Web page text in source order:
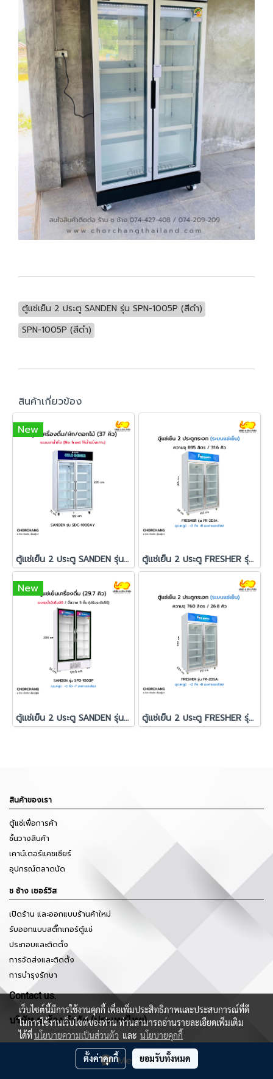
Message Us
ตู้แช่เย็น 2 ประตู SANDEN รุ่น SPN-1005P (สีดำ)
SPN-1005P (สีดำ)
สินค้าเกี่ยวข้อง
New
ตู้แช่เย็น 2 ประตู SANDEN รุ่น SDC-1000AY ตู้แช่เย็น 2 ประตู FRESHER รุ่น FR-2DJA
New
ตู้แช่เย็น 2 ประตู SANDEN รุ่น SPD-1000P ตู้แช่เย็น 2 ประตู FRESHER รุ่น FR-2DSA
สินค้าของเรา
ตู้แช่เพื่อการค้า
ชั้นวางสินค้า
เคาน์เตอร์แคชเชียร์
อุปกรณ์ตลาดนัด
ช ช้าง เซอร์วิส
เปิดร้าน และออกแบบร้านค้าใหม่
รับออกแบบสติ๊กเกอร์ตู้แช่
ประกอบและติดตั้ง
การจัดส่งและติดตั้ง
การบำรุงรักษา
Contact us.
บริษัท ช ช้าง จำกัด (ประเทศไทย)
ฝ่ายขายออนไลน์ จัดส่งทั่วประเทศ
เว็บไซต์นี้มีการใช้งานคุกกี้ เพื่อเพิ่มประสิทธิภาพและประสบการณ์ที่ดี
ในการใช้งานเว็บไซต์ของท่าน ท่านสามารถอ่านรายละเอียดเพิ่มเติม
ได้ที่นโยบายความเป็นส่วนตัว และ นโยบายคุกกี้
ตั้งค่าคุกกี้ ยอมรับทั้งหมด